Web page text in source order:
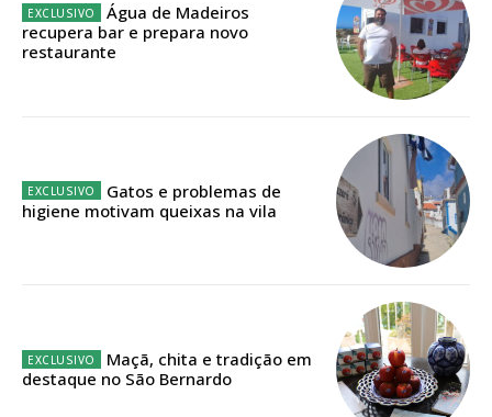
12 meses
Acesso aos conteúdos Exclusivos para
assinantes
Água de Madeiros
recupera bar e prepara novo
restaurante
Gatos e problemas de
higiene motivam queixas na vila
Maçã, chita e tradição em
destaque no São Bernardo